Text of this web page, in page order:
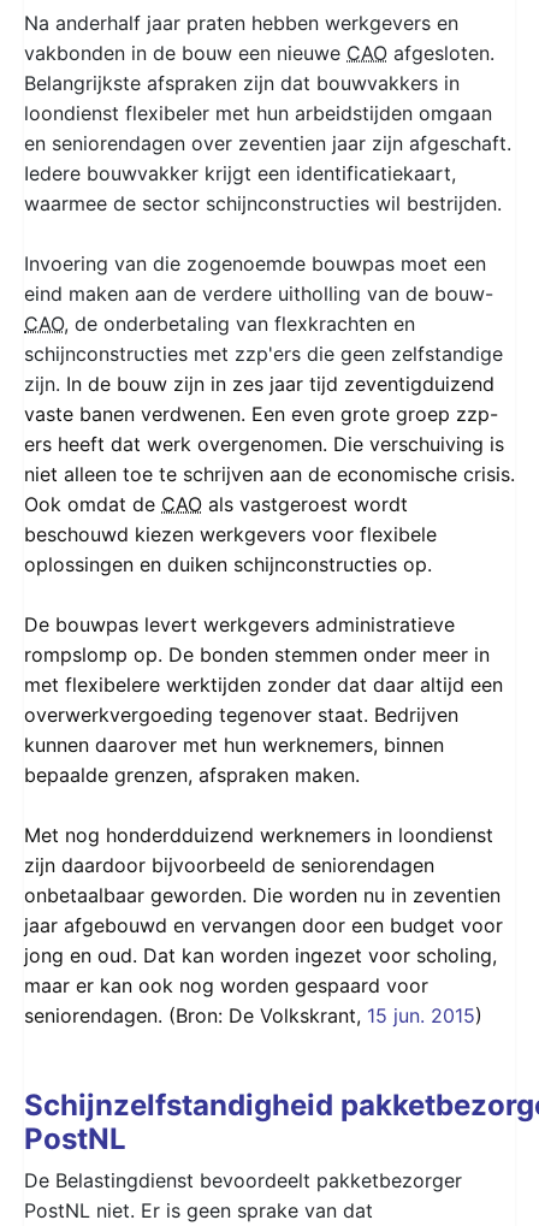
Na anderhalf jaar praten hebben werkgevers en
vakbonden in de bouw een nieuwe CAO afgesloten.
Belangrijkste afspraken zijn dat bouwvakkers in
loondienst flexibeler met hun arbeidstijden omgaan
en seniorendagen over zeventien jaar zijn afgeschaft.
Iedere bouwvakker krijgt een identificatiekaart,
waarmee de sector schijnconstructies wil bestrijden.
Invoering van die zogenoemde bouwpas moet een
eind maken aan de verdere uitholling van de bouw-
CAO, de onderbetaling van flexkrachten en
schijnconstructies met zzp'ers die geen zelfstandige
zijn. In de bouw zijn in zes jaar tijd zeventigduizend
vaste banen verdwenen. Een even grote groep zzp-
ers heeft dat werk overgenomen. Die verschuiving is
niet alleen toe te schrijven aan de economische crisis.
Ook omdat de CAO als vastgeroest wordt
beschouwd kiezen werkgevers voor flexibele
oplossingen en duiken schijnconstructies op.
De bouwpas levert werkgevers administratieve
rompslomp op. De bonden stemmen onder meer in
met flexibelere werktijden zonder dat daar altijd een
overwerkvergoeding tegenover staat. Bedrijven
kunnen daarover met hun werknemers, binnen
bepaalde grenzen, afspraken maken.
Met nog honderdduizend werknemers in loondienst
zijn daardoor bijvoorbeeld de seniorendagen
onbetaalbaar geworden. Die worden nu in zeventien
jaar afgebouwd en vervangen door een budget voor
jong en oud. Dat kan worden ingezet voor scholing,
maar er kan ook nog worden gespaard voor
seniorendagen. (Bron: De Volkskrant, 15 jun. 2015)
Schijnzelfstandigheid
PostNL
De Belastingdienst bevoordeelt pakketbezorger
PostNL niet. Er is geen sprake van dat